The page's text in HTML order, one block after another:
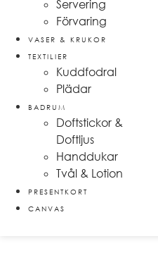
Servering
Förvaring
VASER & KRUKOR
TEXTILIER
Kuddfodral
Plädar
BADRUM
Doftstickor &
Doftljus
Handdukar
Tvål & Lotion
PRESENTKORT
CANVAS